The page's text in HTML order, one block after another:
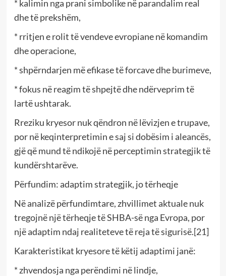
* kalimin nga prani simbolike në parandalim real
dhe të prekshëm,
* rritjen e rolit të vendeve evropiane në komandim
dhe operacione,
* shpërndarjen më efikase të forcave dhe burimeve,
* fokus në reagim të shpejtë dhe ndërveprim të
lartë ushtarak.
Rreziku kryesor nuk qëndron në lëvizjen e trupave,
por në keqinterpretimin e saj si dobësim i aleancës,
gjë që mund të ndikojë në perceptimin strategjik të
kundërshtarëve.
Përfundim: adaptim strategjik, jo tërheqje
Në analizë përfundimtare, zhvillimet aktuale nuk
tregojnë një tërheqje të SHBA-së nga Evropa, por
një adaptim ndaj realiteteve të reja të sigurisë.[21]
Karakteristikat kryesore të këtij adaptimi janë:
* zhvendosja nga perëndimi në lindje,